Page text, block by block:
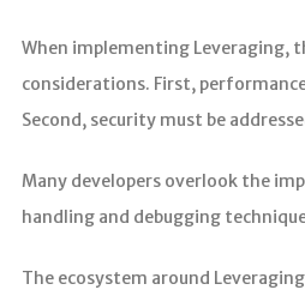
When implementing Leveraging,
considerations. First,
Second, security must be
Many developers overlook the
handling and debugging
The ecosystem around